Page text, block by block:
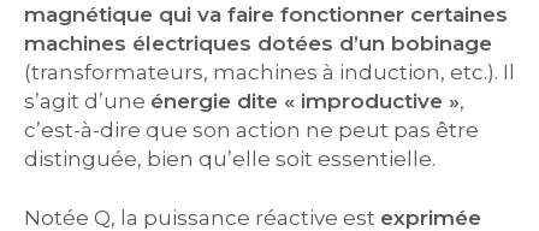
magnétique qui va faire fonctionner certaines
machines électriques dotées d’un bobinage
(transformateurs, machines à induction, etc.). Il
s’agit d’une énergie dite « improductive »,
c’est-à-dire que son action ne peut pas être
distinguée, bien qu’elle soit essentielle.
Notée Q, la puissance réactive est exprimée